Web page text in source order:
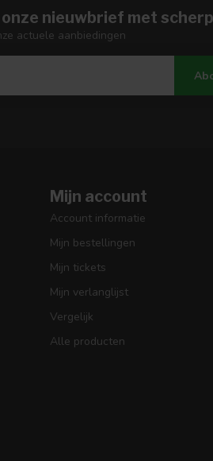
onze nieuwbrief met
actuele aanbiedingen
Mijn account
Account informatie
Mijn bestellingen
Mijn tickets
Mijn verlanglijst
Vergelijk
Alle producten